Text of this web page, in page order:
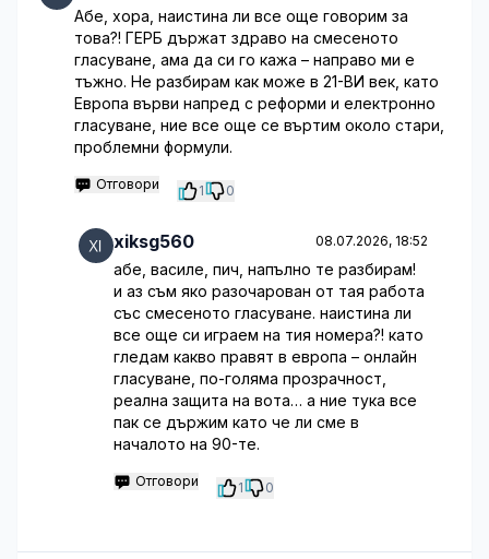
Абе, хора, наистина ли все още говорим за
това?! ГЕРБ държат здраво на смесеното
гласуване, ама да си го кажа – направо ми е
тъжно. Не разбирам как може в 21-ВИ век, като
Европа върви напред с реформи и електронно
гласуване, ние все още се въртим около стари,
проблемни формули.
Отговори 1 0
xiksg560 08.07.2026, 18:52
абе, василе, пич, напълно те разбирам!
и аз съм яко разочарован от тая работа
със смесеното гласуване. наистина ли
все още си играем на тия номера?! като
гледам какво правят в европа – онлайн
гласуване, по-голяма прозрачност,
реална защита на вота… а ние тука все
пак се държим като че ли сме в
началото на 90-те.
Отговори 1 0